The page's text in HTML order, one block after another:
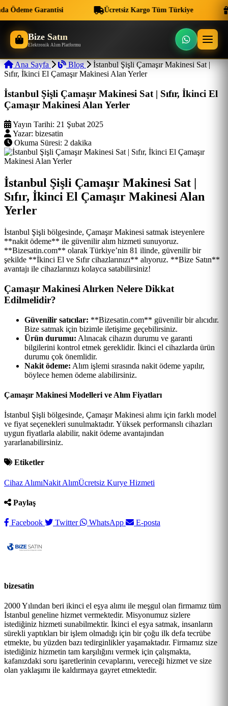
Ödeme Garantisi Ücretsiz Kargo Tüm Türkiye
Bize Satın
Elektronik Alım Platformu
Ana Sayfa Blog
İstanbul Şişli Çamaşır Makinesi Sat |
Sıfır, İkinci El Çamaşır Makinesi Alan Yerler
İstanbul Şişli Çamaşır Makinesi Sat | Sıfır, İkinci El
Çamaşır Makinesi Alan Yerler
Yayın Tarihi: 21 Şubat 2025
Yazar: bizesatin
Okuma Süresi: 2 dakika
İstanbul Şişli Çamaşır Makinesi Sat |
Sıfır, İkinci El Çamaşır Makinesi Alan
Yerler
İstanbul Şişli bölgesinde, Çamaşır Makinesi satmak isteyenlere
**nakit ödeme** ile güvenilir alım hizmeti sunuyoruz.
**Bizesatin.com** olarak Türkiye’nin 81 ilinde, güvenilir bir
şekilde **İkinci El ve Sıfır cihazlarınızı** alıyoruz. **Bize Satın**
avantajı ile cihazlarınızı kolayca satabilirsiniz!
Çamaşır Makinesi Alırken Nelere Dikkat
Edilmelidir?
Güvenilir satıcılar: **Bizesatin.com** güvenilir bir alıcıdır.
Bize satmak için bizimle iletişime geçebilirsiniz.
Ürün durumu: Alınacak cihazın durumu ve garanti
bilgilerini kontrol etmek gereklidir. İkinci el cihazlarda ürün
durumu çok önemlidir.
Nakit ödeme: Alım işlemi sırasında nakit ödeme yapılır,
böylece hemen ödeme alabilirsiniz.
Çamaşır Makinesi Modelleri ve Alım Fiyatları
İstanbul Şişli bölgesinde, Çamaşır Makinesi alımı için farklı model
ve fiyat seçenekleri sunulmaktadır. Yüksek performanslı cihazları
uygun fiyatlarla alabilir, nakit ödeme avantajından
yararlanabilirsiniz.
Etiketler
Cihaz AlımıNakit AlımÜcretsiz Kurye Hizmeti
Paylaş
Facebook Twitter WhatsApp E-posta
bizesatin
2000 Yılından beri ikinci el eşya alımı ile meşgul olan firmamız tüm
İstanbul geneline hizmet vermektedir. Misyonumuz sizlere
istediğiniz hizmeti sunabilmektir. İkinci el eşya satmak, insanların
sürekli yaptıkları bir işlem olmadığı için bir çoğu ilk defa tecrübe
etmekte, bu yüzden bazı tedirginlikler yaşamaktadır. Firmamız size
istediğiniz hizmetin tam karşılığını vermek için çalışmakta,
kafanızdaki soru işaretlerinin cevaplarını, vereceği hizmet ve size
olan yaklaşımı ile kaldırmaya gayret etmektedir.